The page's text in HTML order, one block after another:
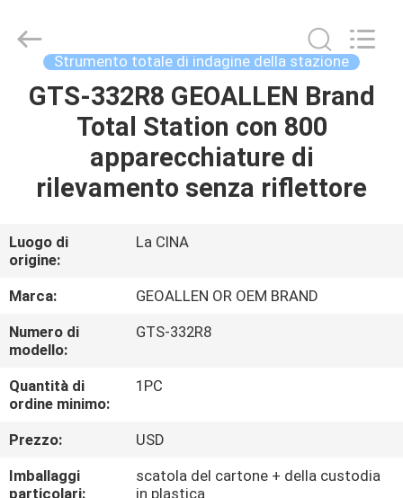
CASA
PRODOTTI
NOI
GIRO
DELLA
FABBRICA
CONTROLLO
DI
QUALITÀ
GEO-
ALLEN
Reserved.
Strumento totale di indagine della stazione
GTS-332R8 GEOALLEN Brand
Total Station con 800
apparecchiature di
rilevamento senza riflettore
Luogo di
origine:
La CINA
Marca:
GEOALLEN OR OEM BRAND
Numero di
modello:
GTS-332R8
Quantità di
ordine minimo:
1PC
Prezzo:
USD
Imballaggi
particolari:
scatola del cartone + della custodia
in plastica